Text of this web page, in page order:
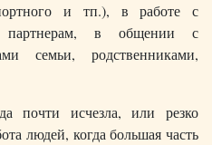
и тп.), в работе с
в общении с
семьи, родственниками,
почти исчезла, или резко
людей, когда большая часть